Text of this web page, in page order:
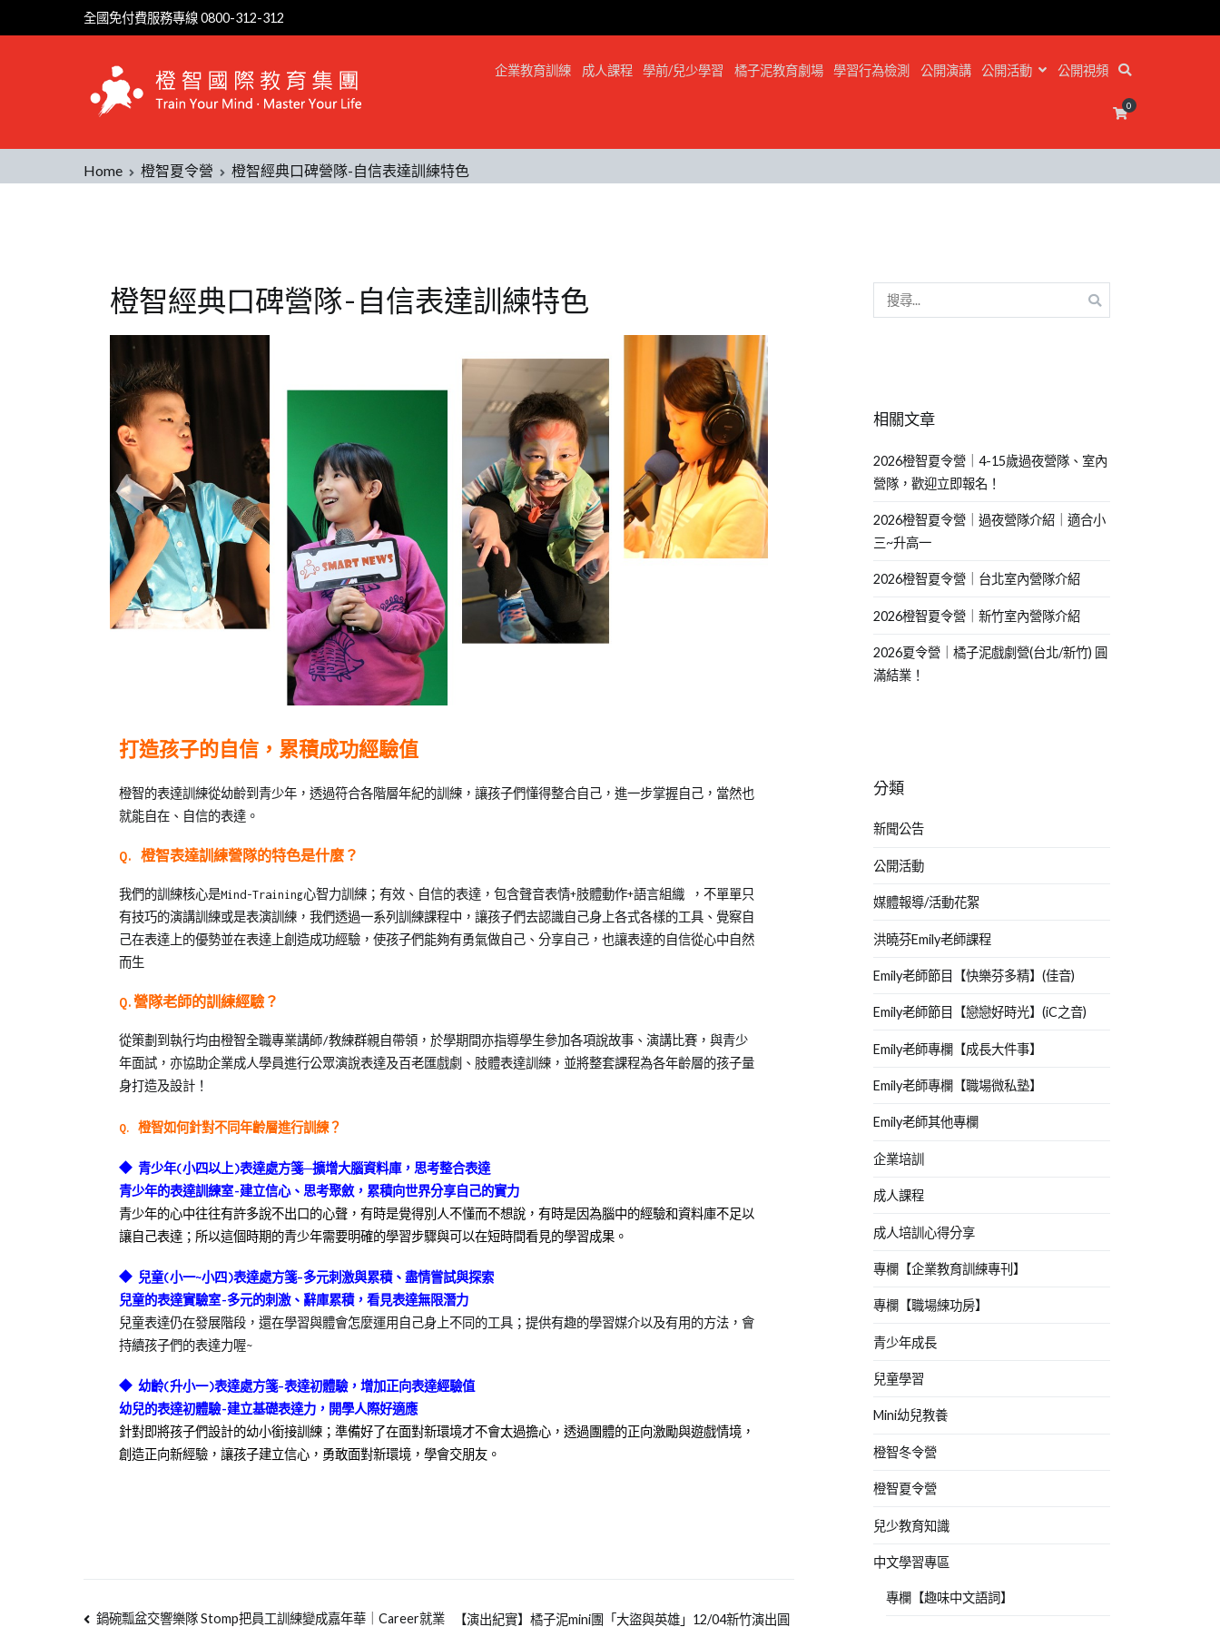
全國免付費服務專線 0800-312-312
企業教育訓練 成人課程 學前/兒少學習 橘子泥教育劇場 學習行為檢測 公開演講 公開活動 公開視頻
0
Home 橙智夏令營 橙智經典口碑營隊-自信表達訓練特色
橙智經典口碑營隊-自信表達訓練特色
Posted
on
12-
03
Posted
童
學
習,
智
夏
令
營
打造孩子的自信，累積成功經驗值
橙智的表達訓練從幼齡到青少年，透過符合各階層年紀的訓練，讓孩子們懂得整合自己，進一步掌握自己，當然也
就能自在、自信的表達。
Q. 橙智表達訓練營隊的特色是什麼？
我們的訓練核心是Mind-Training心智力訓練；有效、自信的表達，包含聲音表情+肢體動作+語言組織 ，不單單只
有技巧的演講訓練或是表演訓練，我們透過一系列訓練課程中，讓孩子們去認識自己身上各式各樣的工具、覺察自
己在表達上的優勢並在表達上創造成功經驗，使孩子們能夠有勇氣做自己、分享自己，也讓表達的自信從心中自然
而生
Q.營隊老師的訓練經驗？
從策劃到執行均由橙智全職專業講師/教練群親自帶領，於學期間亦指導學生參加各項說故事、演講比賽，與青少
年面試，亦協助企業成人學員進行公眾演說表達及百老匯戲劇、肢體表達訓練，並將整套課程為各年齡層的孩子量
身打造及設計！
Q. 橙智如何針對不同年齡層進行訓練？
◆ 青少年(小四以上)表達處方箋─擴增大腦資料庫，思考整合表達
青少年的表達訓練室-建立信心、思考聚斂，累積向世界分享自己的實力
青少年的心中往往有許多說不出口的心聲，有時是覺得別人不懂而不想說，有時是因為腦中的經驗和資料庫不足以
讓自己表達；所以這個時期的青少年需要明確的學習步驟與可以在短時間看見的學習成果。
◆ 兒童(小一~小四 )表達處方箋–多元刺激與累積、盡情嘗試與探索
兒童的表達實驗室-多元的刺激、辭庫累積，看見表達無限潛力
兒童表達仍在發展階段，還在學習與體會怎麼運用自己身上不同的工具；提供有趣的學習媒介以及有用的方法，會
持續孩子們的表達力喔~
◆ 幼齡(升小一)表達處方箋–表達初體驗，增加正向表達經驗值
幼兒的表達初體驗-建立基礎表達力，開學人際好適應
針對即將孩子們設計的幼小銜接訓練；準備好了在面對新環境才不會太過擔心，透過團體的正向激勵與遊戲情境，
創造正向新經驗，讓孩子建立信心，勇敢面對新環境，學會交朋友。
鍋碗瓢盆交響樂隊 Stomp把員工訓練變成嘉年華｜Career就業 【演出紀實】橘子泥mini團「大盜與英雄」12/04新竹演出圓
相關文章
2026橙智夏令營｜4-15歲過夜營隊、室內
營隊，歡迎立即報名！
2026橙智夏令營｜過夜營隊介紹｜適合小
三~升高一
2026橙智夏令營｜台北室內營隊介紹
2026橙智夏令營｜新竹室內營隊介紹
2026夏令營｜橘子泥戲劇營(台北/新竹) 圓
滿結業！
分類
新聞公告
公開活動
媒體報導/活動花絮
洪曉芬Emily老師課程
Emily老師節目【快樂芬多精】(佳音)
Emily老師節目【戀戀好時光】(iC之音)
Emily老師專欄【成長大件事】
Emily老師專欄【職場微私塾】
Emily老師其他專欄
企業培訓
成人課程
成人培訓心得分享
專欄【企業教育訓練專刊】
專欄【職場練功房】
青少年成長
兒童學習
Mini幼兒教養
橙智冬令營
橙智夏令營
兒少教育知識
中文學習專區
專欄【趣味中文語詞】